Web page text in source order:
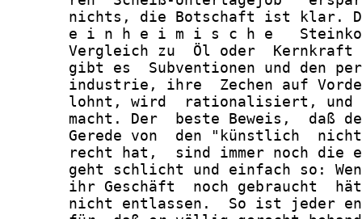
nichts, die Botschaft ist klar.
e i n h e i m i s c h e
Vergleich zu  Öl oder
gibt es  Subventionen und den
industrie, ihre  Zechen auf
lohnt, wird  rationalisiert,
macht. Der  beste Beweis,  daß
Gerede von  den "künstlich
recht hat,  sind immer noch die
geht schlicht und einfach so:
ihr Geschäft  noch gebraucht
nicht entlassen.  So ist jeder